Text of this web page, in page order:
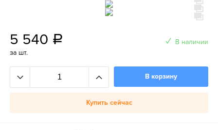
5 540 a
за шт.
В наличии
В корзину
Купить сейчас